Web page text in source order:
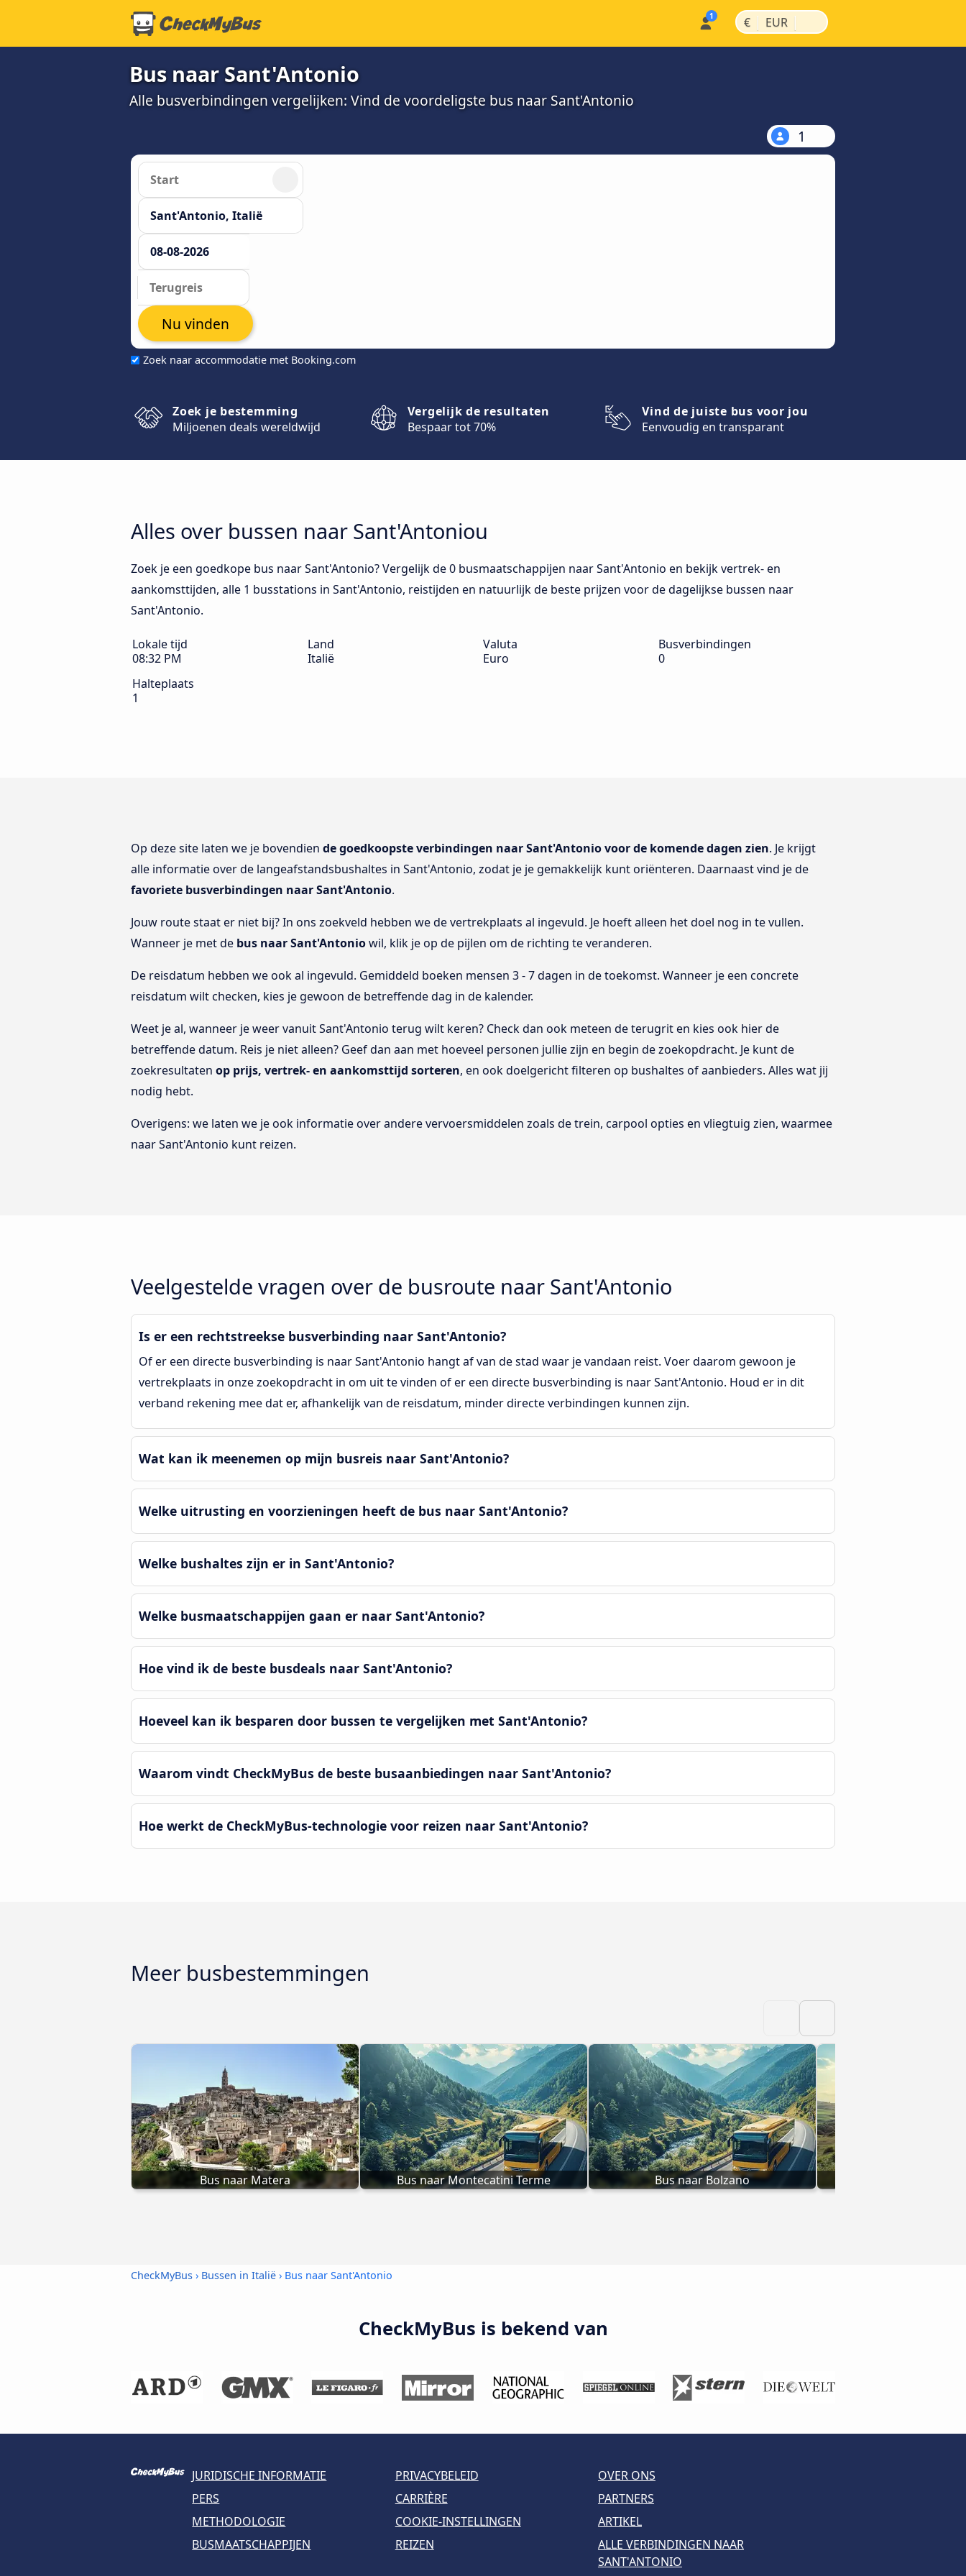
€ | EUR |
Bus naar Sant'Antonio
Alle busverbindingen vergelijken: Vind de voordeligste bus naar Sant'Antonio
1
Zoek naar accommodatie met Booking.com
Nu vinden
Zoek je bestemming
Miljoenen deals wereldwijd
Vergelijk de resultaten
Bespaar tot 70%
Vind de juiste bus voor jou
Eenvoudig en transparant
Alles over bussen naar Sant'Antoniou
Zoek je een goedkope bus naar Sant'Antonio? Vergelijk de 0 busmaatschappijen naar Sant'Antonio en bekijk vertrek- en
aankomsttijden, alle 1 busstations in Sant'Antonio, reistijden en natuurlijk de beste prijzen voor de dagelijkse bussen naar
Sant'Antonio.
Lokale tijd
08:32 PM
Land
Italië
Valuta
Euro
Busverbindingen
0
Halteplaats
1
Op deze site laten we je bovendien de goedkoopste verbindingen naar Sant'Antonio voor de komende dagen zien. Je krijgt
alle informatie over de langeafstandsbushaltes in Sant'Antonio, zodat je je gemakkelijk kunt oriënteren. Daarnaast vind je de
favoriete busverbindingen naar Sant'Antonio.
Jouw route staat er niet bij? In ons zoekveld hebben we de vertrekplaats al ingevuld. Je hoeft alleen het doel nog in te vullen.
Wanneer je met de bus naar Sant'Antoniowil, klik je op de pijlen om de richting te veranderen.
De reisdatum hebben we ook al ingevuld. Gemiddeld boeken mensen 3 - 7 dagen in de toekomst. Wanneer je een concrete
reisdatum wilt checken, kies je gewoon de betreffende dag in de kalender.
Weet je al, wanneer je weer vanuit Sant'Antonio terug wilt keren? Check dan ook meteen de terugrit en kies ook hier de
betreffende datum. Reis je niet alleen? Geef dan aan met hoeveel personen jullie zijn en begin de zoekopdracht. Je kunt de
zoekresultaten op prijs, vertrek- en aankomsttijd sorteren, en ook doelgericht filteren op bushaltes of aanbieders. Alles wat jij
nodig hebt.
Overigens: we laten we je ook informatie over andere vervoersmiddelen zoals de trein, carpool opties en vliegtuig zien, waarmee
naar Sant'Antonio kunt reizen.
Veelgestelde vragen over de busroute naar Sant'Antonio
Is er een rechtstreekse busverbinding naar Sant'Antonio?
Of er een directe busverbinding is naar Sant'Antonio hangt af van de stad waar je vandaan reist. Voer daarom gewoon je
vertrekplaats in onze zoekopdracht in om uit te vinden of er een directe busverbinding is naar Sant'Antonio. Houd er in dit
verband rekening mee dat er, afhankelijk van de reisdatum, minder directe verbindingen kunnen zijn.
Wat kan ik meenemen op mijn busreis naar Sant'Antonio?
Welke uitrusting en voorzieningen heeft de bus naar Sant'Antonio?
Welke bushaltes zijn er in Sant'Antonio?
Welke busmaatschappijen gaan er naar Sant'Antonio?
Hoe vind ik de beste busdeals naar Sant'Antonio?
Hoeveel kan ik besparen door bussen te vergelijken met Sant'Antonio?
Waarom vindt CheckMyBus de beste busaanbiedingen naar Sant'Antonio?
Hoe werkt de CheckMyBus-technologie voor reizen naar Sant'Antonio?
Meer busbestemmingen
Bus naar Matera Bus naar Montecatini Terme Bus naar Bolzano
CheckMyBus › Bussen in Italië › Bus naar Sant'Antonio
CheckMyBus is bekend van
JURIDISCHE INFORMATIE PRIVACYBELEID
OVER ONS
PERS
CARRIÈRE
PARTNERS
METHODOLOGIE
COOKIE-INSTELLINGEN
ARTIKEL
BUSMAATSCHAPPIJEN
REIZEN
ALLE VERBINDINGEN NAAR
SANT'ANTONIO